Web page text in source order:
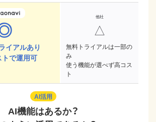
イアルあり
で運用可
△
無料トライアルは一部の
み
使う機能が選べず高コス
ト
AI活用
AI機能はあるか？